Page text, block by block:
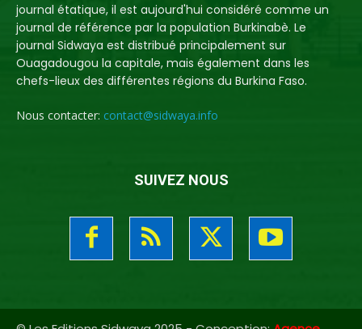
journal étatique, il est aujourd'hui considéré comme un
journal de référence par la population Burkinabè. Le
journal Sidwaya est distribué principalement sur
Ouagadougou la capitale, mais également dans les
chefs-lieux des différentes régions du Burkina Faso.
Nous contacter: contact@sidwaya.info
SUIVEZ NOUS